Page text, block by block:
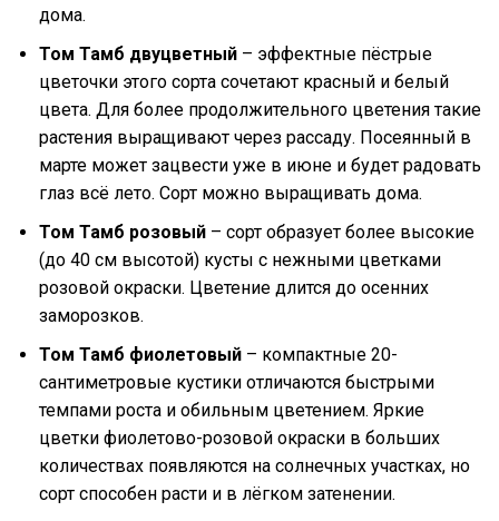
дома.
Том Тамб двуцветный – эффектные пёстрые
цветочки этого сорта сочетают красный и белый
цвета. Для более продолжительного цветения такие
растения выращивают через рассаду. Посеянный в
марте может зацвести уже в июне и будет радовать
глаз всё лето. Сорт можно выращивать дома.
Том Тамб розовый – сорт образует более высокие
(до 40 см высотой) кусты с нежными цветками
розовой окраски. Цветение длится до осенних
заморозков.
Том Тамб фиолетовый – компактные 20-
сантиметровые кустики отличаются быстрыми
темпами роста и обильным цветением. Яркие
цветки фиолетово-розовой окраски в больших
количествах появляются на солнечных участках, но
сорт способен расти и в лёгком затенении.